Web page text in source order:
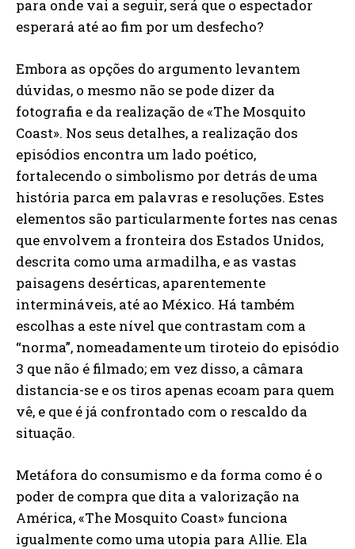
para onde vai a seguir, será que o espectador
esperará até ao fim por um desfecho?
Embora as opções do argumento levantem
dúvidas, o mesmo não se pode dizer da
fotografia e da realização de «The Mosquito
Coast». Nos seus detalhes, a realização dos
episódios encontra um lado poético,
fortalecendo o simbolismo por detrás de uma
história parca em palavras e resoluções. Estes
elementos são particularmente fortes nas cenas
que envolvem a fronteira dos Estados Unidos,
descrita como uma armadilha, e as vastas
paisagens desérticas, aparentemente
intermináveis, até ao México. Há também
escolhas a este nível que contrastam com a
“norma”, nomeadamente um tiroteio do episódio
3 que não é filmado; em vez disso, a câmara
distancia-se e os tiros apenas ecoam para quem
vê, e que é já confrontado com o rescaldo da
situação.
Metáfora do consumismo e da forma como é o
poder de compra que dita a valorização na
América, «The Mosquito Coast» funciona
igualmente como uma utopia para Allie. Ela